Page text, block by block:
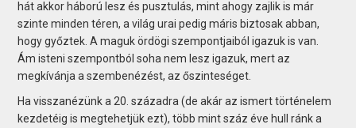
hát akkor háború lesz és pusztulás, mint ahogy zajlik is már
szinte minden téren, a világ urai pedig máris biztosak abban,
hogy győztek. A maguk ördögi szempontjaiból igazuk is van.
Ám isteni szempontból soha nem lesz igazuk, mert az
megkívánja a szembenézést, az őszinteséget.
Ha visszanézünk a 20. századra (de akár az ismert történelem
kezdetéig is megtehetjük ezt), több mint száz éve hull ránk a